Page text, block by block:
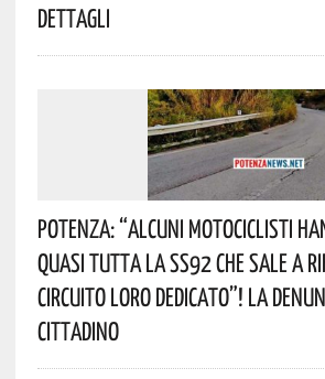
Dettagli
Potenza: “alcuni Motociclisti
Quasi Tutta La SS92 Che Sale A
Circuito Loro Dedicato”! La
Cittadino